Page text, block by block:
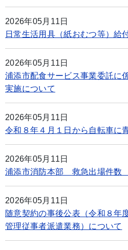
2026年05月11日
日常生活用具（紙おむつ等）給
2026年05月11日
浦添市配食サービス事業委託に
実施について
2026年05月11日
令和８年４月１日から自転車に
2026年05月11日
浦添市消防本部 救急出場件数
2026年05月11日
随意契約の事後公表（令和８年
管理従事者派遣業務）について